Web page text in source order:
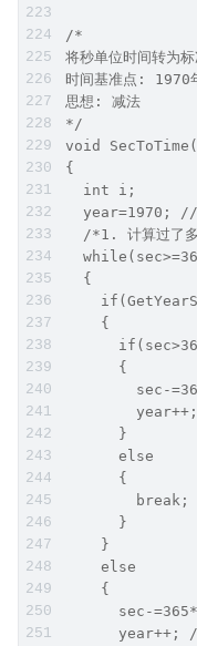
/*
将秒单位时间转为
时间基准点: 1970
思想: 减法
*/
void
{
  int i;
year=1970; //
/*1. 计算过了
  {
    {
      {
sec-
year++;
      }
      else
      {
        break;
      }
    }
    else
    {
sec-
year++;